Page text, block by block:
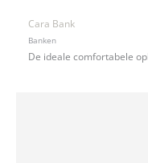
Cara Bank
Banken
De ideale comfortabele